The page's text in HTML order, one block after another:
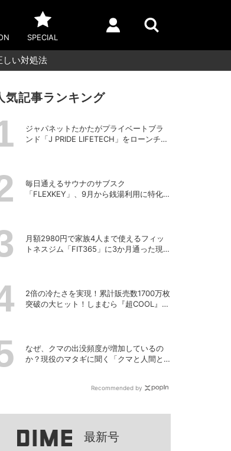
SPECIAL
しい対処法
気記事ランキング
ジャパネットたかたがプライベートブラ
ンド「J PRIDE LIFETECH」をローンチ、
毎日通えるサウナのサブスク
「FLEXKEY」、9月から銭湯利用に特化し
月額2980円で家族4人まで使えるフィッ
トネスジム「FIT365」に3か月通った現在
2倍の冷たさを実現！累計販売数1700万枚
突破の大ヒット！しまむら『超COOL』シ
なぜ、クマの出没頻度が増加しているの
か？現役のマタギに聞く「クマと人間と
Recommended by
最新号